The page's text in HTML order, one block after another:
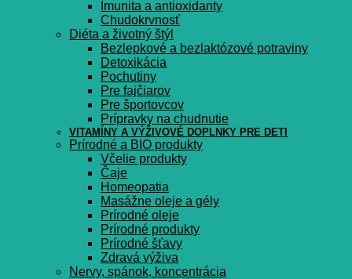
Imunita a antioxidanty
Chudokrvnosť
Diéta a životný štýl
Bezlepkové a bezlaktózové potraviny
Detoxikácia
Pochutiny
Pre fajčiarov
Pre športovcov
Prípravky na chudnutie
VITAMÍNY A VÝŽIVOVÉ DOPLNKY PRE DETI
Prírodné a BIO produkty
Včelie produkty
Čaje
Homeopatia
Masážne oleje a gély
Prírodné oleje
Prírodné produkty
Prírodné šťavy
Zdravá výživa
Nervy, spánok, koncentrácia